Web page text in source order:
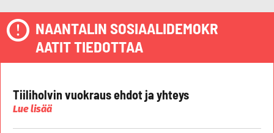
NAANTALIN SOSIAALIDEMOKR
AATIT TIEDOTTAA
Tiiliholvin vuokraus ehdot ja yhteys
Lue lisää